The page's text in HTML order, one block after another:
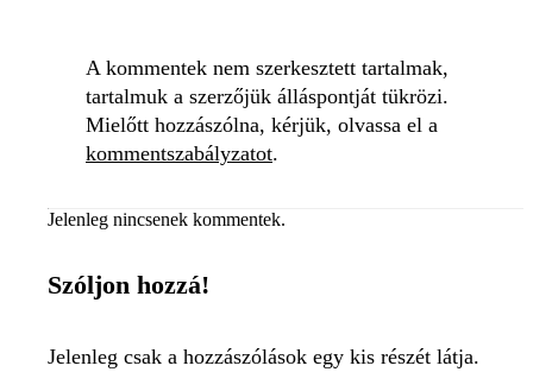
A kommentek nem szerkesztett tartalmak,
tartalmuk a szerzőjük álláspontját tükrözi.
Mielőtt hozzászólna, kérjük, olvassa el a
kommentszabályzatot.
Jelenleg nincsenek kommentek.
Szóljon hozzá!
Jelenleg csak a hozzászólások egy kis részét látja.